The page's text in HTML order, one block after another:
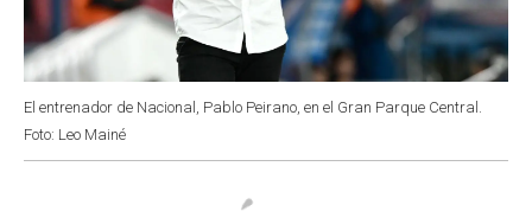
El entrenador de Nacional, Pablo Peirano, en el Gran Parque Central.
Foto: Leo Mainé